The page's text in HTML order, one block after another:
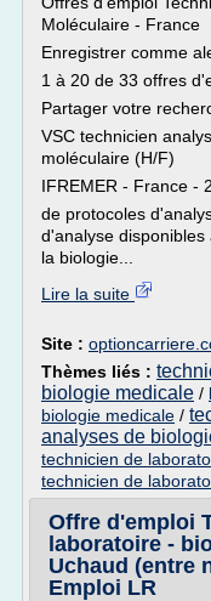
Moléculaire - France
Enregistrer comme
1 à 20 de 33 offres
Partager votre
VSC technicien
moléculaire (H/F)
IFREMER - France -
de protocoles
d'analyse
la biologie...
Lire la suite
Site :
Thèmes liés :
biologie medicale /
biologie medicale /
analyses de
technicien de
technicien de
Offre d'emploi
laboratoire -
Uchaud (entre
Emploi LR